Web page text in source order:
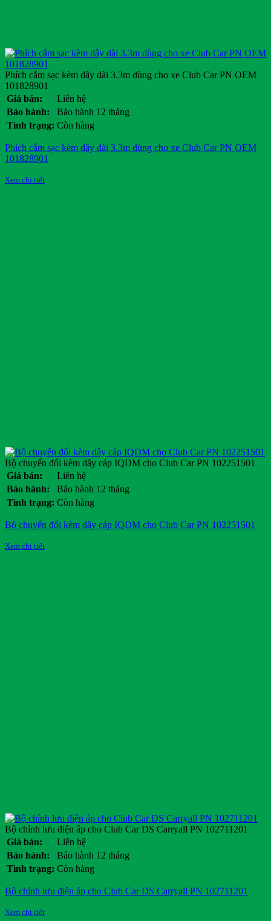
Phích cắm sạc kèm dây dài 3.3m dùng cho xe Club Car PN OEM
101828901
Giá bán:
Liên hệ
Bảo hành:
Bảo hành 12 tháng
Tình trạng: Còn hàng
Phích cắm sạc kèm dây dài 3.3m dùng cho xe Club Car PN OEM
101828901
Xem chi tiết
Bộ chuyển đổi kèm dây cáp IQDM cho Club Car PN 102251501
Giá bán:
Liên hệ
Bảo hành:
Bảo hành 12 tháng
Tình trạng: Còn hàng
Bộ chuyển đổi kèm dây cáp IQDM cho Club Car PN 102251501
Xem chi tiết
Bộ chỉnh lưu điện áp cho Club Car DS Carryall PN 102711201
Giá bán:
Liên hệ
Bảo hành:
Bảo hành 12 tháng
Tình trạng: Còn hàng
Bộ chỉnh lưu điện áp cho Club Car DS Carryall PN 102711201
Xem chi tiết